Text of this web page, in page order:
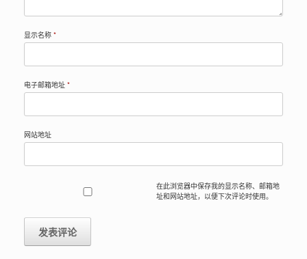
显示名称 *
电子邮箱地址 *
网站地址
在此浏览器中保存我的显示名称、邮箱地
址和网站地址，以便下次评论时使用。